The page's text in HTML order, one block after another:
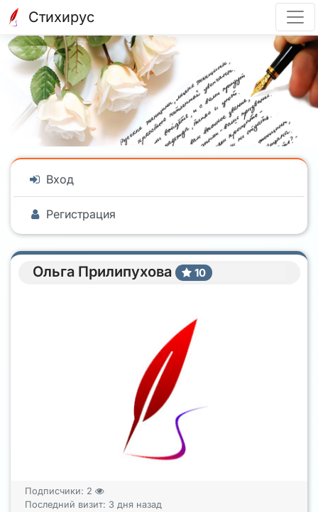
Стихирус
Вход
Регистрация
Ольга Прилипухова 10
Подписчики: 2
Последний визит: 3 дня назад